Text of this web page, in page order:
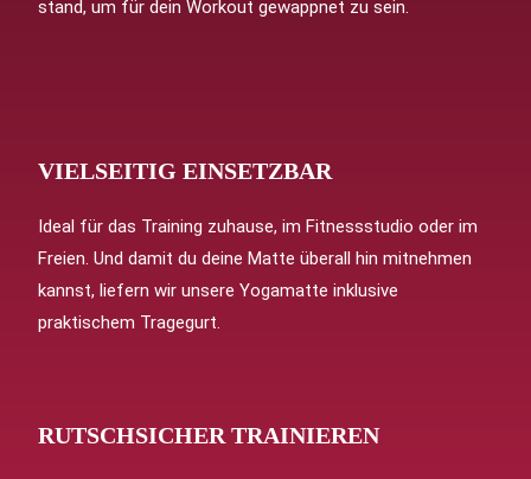
stand, um für dein Workout gewappnet zu sein.
VIELSEITIG EINSETZBAR
Ideal für das Training zuhause, im Fitnessstudio oder im
Freien. Und damit du deine Matte überall hin mitnehmen
kannst, liefern wir unsere Yogamatte inklusive
praktischem Tragegurt.
RUTSCHSICHER TRAINIEREN